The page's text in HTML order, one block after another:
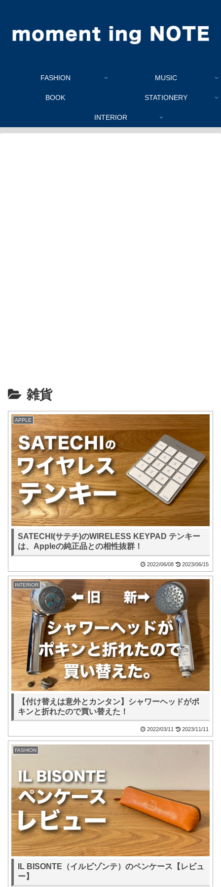
FASHION MUSIC
BOOK STATIONERY
INTERIOR
雑貨
APPLE
SATECHI(サテチ)のWIRELESS KEYPAD テンキー
は、Appleの純正品との相性抜群！
2022/06/08 2023/06/15
INTERIOR
【付け替えは意外とカンタン】シャワーヘッドがポ
キンと折れたので買い替えた！
2022/03/11 2023/11/11
FASHION
IL BISONTE（イルビゾンテ）のペンケース【レビュ
ー】